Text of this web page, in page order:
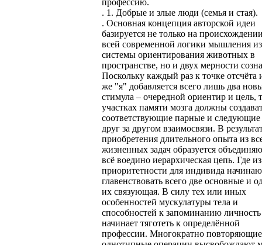
профессию.
. 1. Добрые и злые люди (семья и стая).
. Основная концепция авторской идеи
базируется не только на
всей современной логики мышления из
системы ориентирования животных в
пространстве, но и двух мерности
Поскольку каждый раз к точке отсчёта
же "я" добавляется всего лишь два
стимула – очередной ориентир и цель,
участках памяти мозга должны
соответствующие парные и следующие
друг за другом взаимосвязи. В
приобретения длительного опыта из
жизненных задач образуется
всё воедино иерархическая цепь. Где
приоритетности для индивида
главенствовать всего две основные и
их связующая. В силу тех или иных
особенностей мускулатуры тела и
способностей к запоминанию личность
начинает тяготеть к определённой
профессии. Многократно